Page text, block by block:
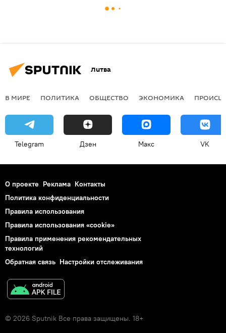
Литва
В МИРЕ ПОЛИТИКА ОБЩЕСТВО ЭКОНОМИКА
Telegram Дзен Макс VK
О проекте Реклама Контакты
Политика конфиденциальности
Правила использования
Правила использования «cookie»
Правила применения рекомендательных
технологий
Обратная связь Настройки отслеживания
© 2026 Sputnik Все права защищены. 18+